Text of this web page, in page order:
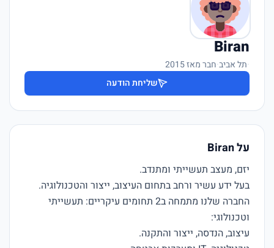
Biran
·תל אביב·חבר מאז 2015
שליחת הודעה
על Biran